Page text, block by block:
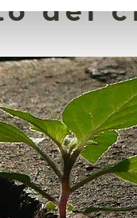
del